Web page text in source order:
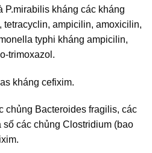
P.mirabilis kháng các kháng
ampicilin, amoxicilin,
typhi kháng ampicilin,
trimoxazol.
kháng cefixim.
chủng Bacteroides fragilis, các
số các chủng Clostridium (bao